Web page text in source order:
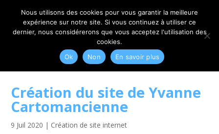
06 79 42 10 00 CONTACT@MYRIAM-CORBET.NET
Création du site de Yvanne
Cartomancienne
9 Juil 2020 | Création de site internet
Nous utilisons des cookies pour vous garantir la meilleure
expérience sur notre site. Si vous continuez à utiliser ce
dernier, nous considérerons que vous acceptez l'utilisation des
cookies.
Ok
Non En savoir plus